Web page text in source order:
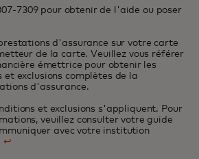
7309 pour obtenir de l'aide ou poser
d'assurance sur votre carte
de la carte. Veuillez vous référer
émettrice pour obtenir les
et exclusions complètes de la
d'assurance.
et exclusions s'appliquent. Pour
veuillez consulter votre guide
avec votre institution
↩